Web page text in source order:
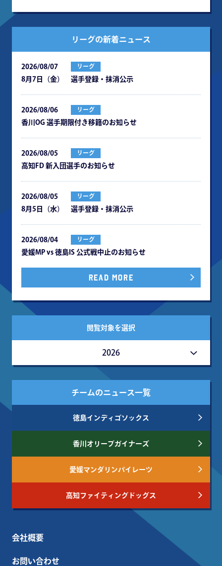
リーグの新着ニュース
2026/08/07 リーグ
8月7日（金） 選手登録・抹消公示
2026/08/06 リーグ
⾹川OG 選⼿期限付き移籍のお知らせ
2026/08/05 リーグ
⾼知FD 新⼊団選⼿のお知らせ
2026/08/05 リーグ
8月5日（水） 選手登録・抹消公示
2026/08/04 リーグ
愛媛MP vs 徳島IS 公式戦中⽌のお知らせ
READ MORE
閲覧対象を選択
2026
チームのニュース一覧
徳島インディゴソックス
香川オリーブガイナーズ
愛媛マンダリンパイレーツ
高知ファイティングドッグス
会社概要
お問い合わせ